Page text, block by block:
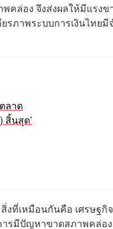
คล่อง จึงส่งผลให้มีแรงข
รภาพระบบการเงินไทยมี
ลาด
สิ้นสุด’
งที่เหมือนกันคือ เศรษฐกิจ
ารมีปัญหาขาดสภาพคล่อง